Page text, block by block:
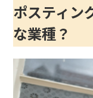
ポスティン
な業種？